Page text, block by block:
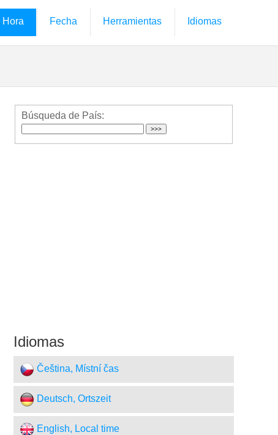
Hora Fecha Herramientas Idiomas
Búsqueda de País:
Idiomas
Čeština, Místní čas
Deutsch, Ortszeit
English, Local time